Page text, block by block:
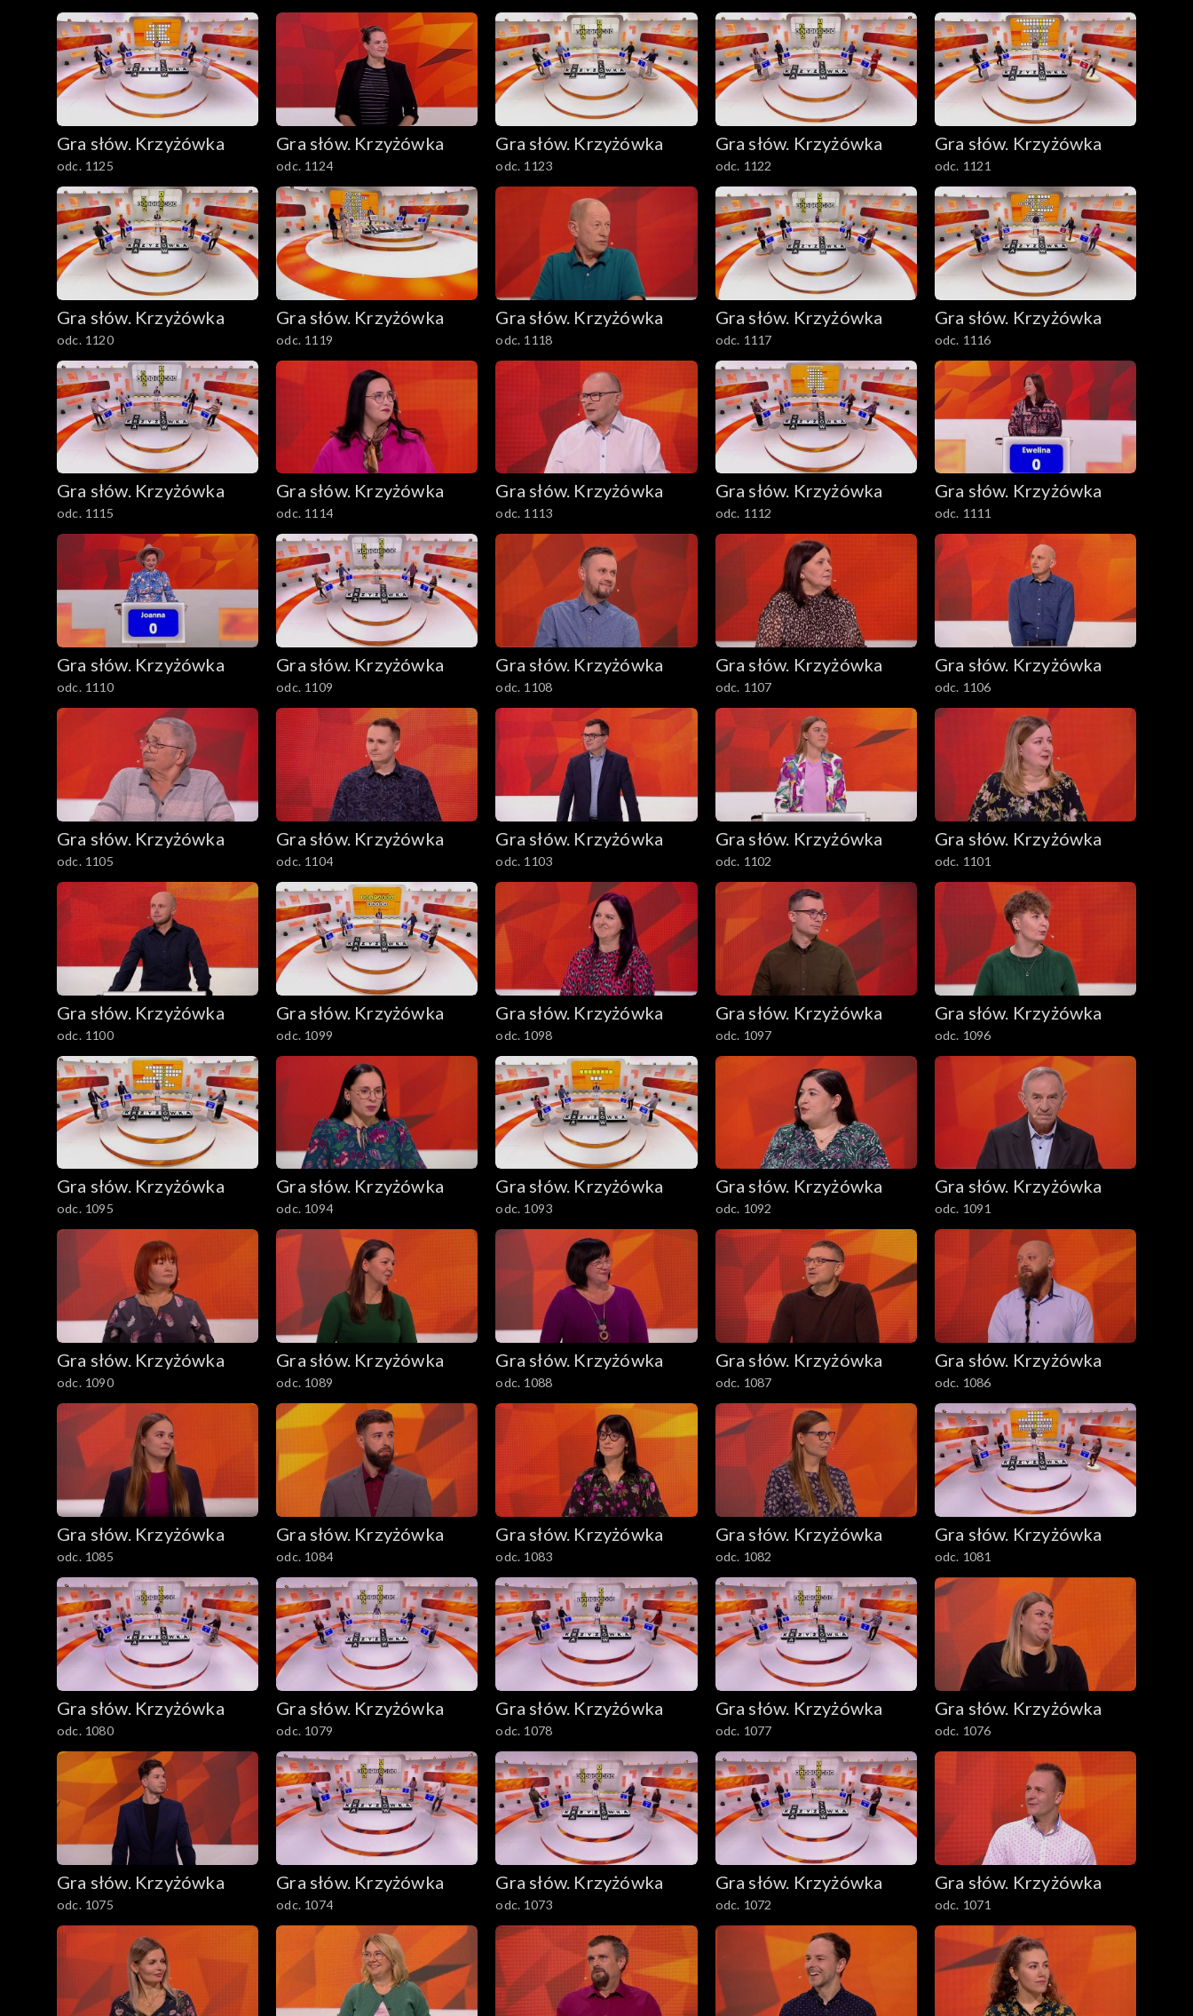
Gra słów. Krzyżówka
odc. 1125
Gra słów. Krzyżówka
odc. 1124
Gra słów. Krzyżówka
odc. 1123
Gra słów. Krzyżówka
odc. 1122
Gra słów. Krzyżówka
odc. 1121
Gra słów. Krzyżówka
odc. 1120
Gra słów. Krzyżówka
odc. 1119
Gra słów. Krzyżówka
odc. 1118
Gra słów. Krzyżówka
odc. 1117
Gra słów. Krzyżówka
odc. 1116
Gra słów. Krzyżówka
odc. 1115
Gra słów. Krzyżówka
odc. 1114
Gra słów. Krzyżówka
odc. 1113
Gra słów. Krzyżówka
odc. 1112
Gra słów. Krzyżówka
odc. 1111
Gra słów. Krzyżówka
odc. 1110
Gra słów. Krzyżówka
odc. 1109
Gra słów. Krzyżówka
odc. 1108
Gra słów. Krzyżówka
odc. 1107
Gra słów. Krzyżówka
odc. 1106
Gra słów. Krzyżówka
odc. 1105
Gra słów. Krzyżówka
odc. 1104
Gra słów. Krzyżówka
odc. 1103
Gra słów. Krzyżówka
odc. 1102
Gra słów. Krzyżówka
odc. 1101
Gra słów. Krzyżówka
odc. 1100
Gra słów. Krzyżówka
odc. 1099
Gra słów. Krzyżówka
odc. 1098
Gra słów. Krzyżówka
odc. 1097
Gra słów. Krzyżówka
odc. 1096
Gra słów. Krzyżówka
odc. 1095
Gra słów. Krzyżówka
odc. 1094
Gra słów. Krzyżówka
odc. 1093
Gra słów. Krzyżówka
odc. 1092
Gra słów. Krzyżówka
odc. 1091
Gra słów. Krzyżówka
odc. 1090
Gra słów. Krzyżówka
odc. 1089
Gra słów. Krzyżówka
odc. 1088
Gra słów. Krzyżówka
odc. 1087
Gra słów. Krzyżówka
odc. 1086
Gra słów. Krzyżówka
odc. 1085
Gra słów. Krzyżówka
odc. 1084
Gra słów. Krzyżówka
odc. 1083
Gra słów. Krzyżówka
odc. 1082
Gra słów. Krzyżówka
odc. 1081
Gra słów. Krzyżówka
odc. 1080
Gra słów. Krzyżówka
odc. 1079
Gra słów. Krzyżówka
odc. 1078
Gra słów. Krzyżówka
odc. 1077
Gra słów. Krzyżówka
odc. 1076
Gra słów. Krzyżówka
odc. 1075
Gra słów. Krzyżówka
odc. 1074
Gra słów. Krzyżówka
odc. 1073
Gra słów. Krzyżówka
odc. 1072
Gra słów. Krzyżówka
odc. 1071